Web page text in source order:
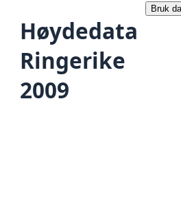
Høydedata
Ringerike
2009
Bruk